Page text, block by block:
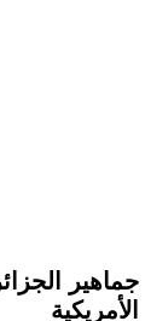
جماهير
الأمريكية